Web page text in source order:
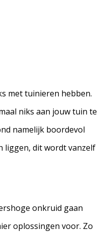
met tuinieren hebben.
niks aan jouw tuin te
namelijk boordevol
liggen, dit wordt vanzelf
onkruid gaan
oplossingen voor. Zo